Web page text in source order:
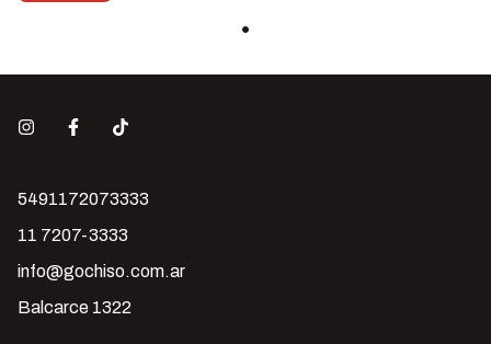
5491172073333
11 7207-3333
info@gochiso.com.ar
Balcarce 1322